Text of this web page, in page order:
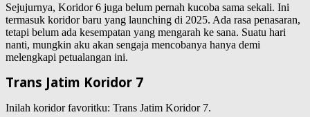
Sejujurnya, Koridor 6 juga belum pernah kucoba sama sekali. Ini
termasuk koridor baru yang launching di 2025. Ada rasa penasaran,
tetapi belum ada kesempatan yang mengarah ke sana. Suatu hari
nanti, mungkin aku akan sengaja mencobanya hanya demi
melengkapi petualangan ini.
Trans Jatim Koridor 7
Inilah koridor favoritku: Trans Jatim Koridor 7.